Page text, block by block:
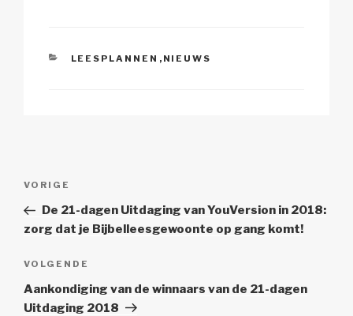
k
CATEGORIEËN
LEESPLANNEN , NIEUWS
Vorig
bericht
VORIGE
De 21-dagen Uitdaging van YouVersion in 2018:
zorg dat je Bijbelleesgewoonte op gang komt!
Volgend
Bericht
VOLGENDE
Aankondiging van de winnaars van de 21-dagen
Uitdaging 2018